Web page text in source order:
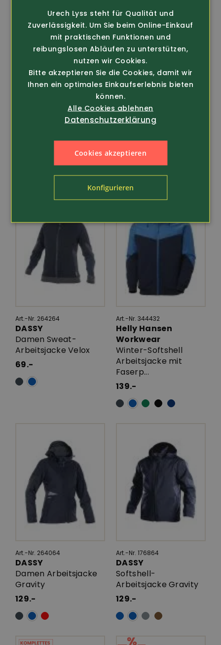
Helly Hansen
Oxford Insulated
Arbeitsjacke (73370)
Art.-Nr. 297532
Helly Hansen
Workwear
Stretchjacke Oxford
(74290)
139.-
Art.-Nr. 264264
DASSY
Damen Sweat-
Arbeitsjacke Velox
69.-
Art.-Nr. 344432
Helly Hansen
Workwear
Winter-Softshell
Arbeitsjacke mit
Faserp...
139.-
Art.-Nr. 264064
DASSY
Damen Arbeitsjacke
Gravity
129.-
Art.-Nr. 176864
DASSY
Softshell-
Arbeitsjacke Gravity
129.-
Urech Lyss steht für Qualität und
Zuverlässigkeit. Um Sie beim Online-Einkauf
mit praktischen Funktionen und
reibungslosen Abläufen zu unterstützen,
nutzen wir Cookies.
Bitte akzeptieren Sie die Cookies, damit wir
Ihnen ein optimales Einkaufserlebnis bieten
können.
Alle Cookies ablehnen
Datenschutzerklärung
Cookies akzeptieren
Konfigurieren